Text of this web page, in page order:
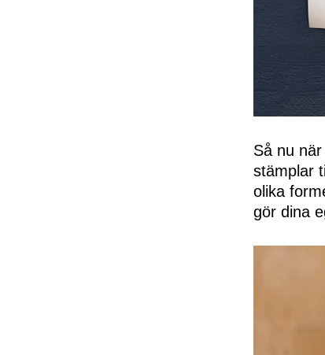
Så nu
stämplar
olika
gör dina